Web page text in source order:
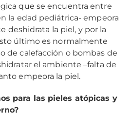
que se encuentra entre
la edad pediátrica- empeora
deshidrata la piel, y por la
último es normalmente
de calefacción o bombas de
el ambiente –falta de
empeora la piel.
para las pieles atópicas y